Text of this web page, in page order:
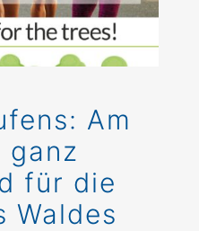
Am
ganz
für die
Waldes